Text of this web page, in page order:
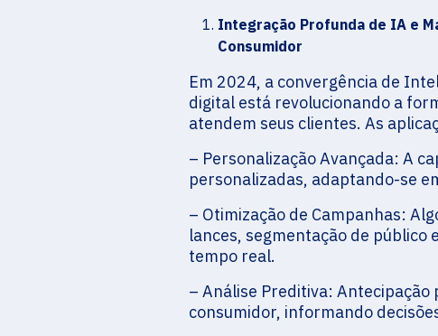
Integração Profunda de IA e
Consumidor
Em 2024, a convergência de
digital está revolucionando a
atendem seus clientes. As
– Personalização Avançada: A
personalizadas, adaptando-se
– Otimização de Campanhas:
lances, segmentação de público
tempo real.
– Análise Preditiva:
consumidor, informando